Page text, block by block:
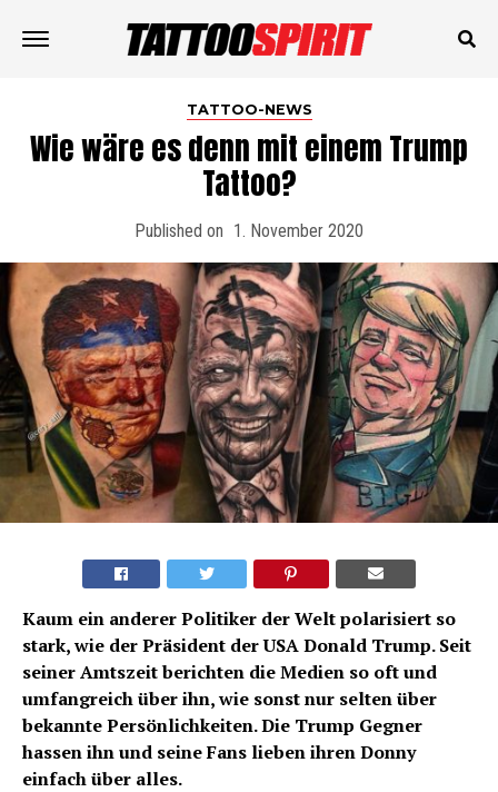
TATTOO-NEWS
Wie wäre es denn mit einem Trump
Tattoo?
Published on 1. November 2020
Kaum ein anderer Politiker der Welt polarisiert so
stark, wie der Präsident der USA Donald Trump. Seit
seiner Amtszeit berichten die Medien so oft und
umfangreich über ihn, wie sonst nur selten über
bekannte Persönlichkeiten. Die Trump Gegner
hassen ihn und seine Fans lieben ihren Donny
einfach über alles.